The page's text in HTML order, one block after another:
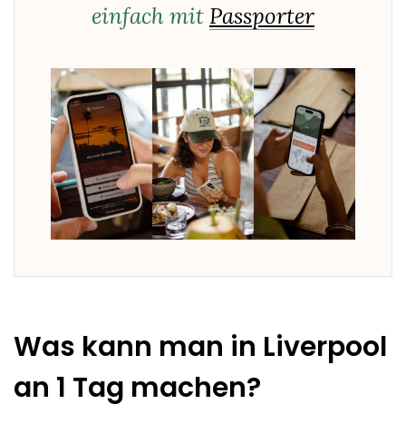
einfach mit Passporter
Was kann man in Liverpool
an 1 Tag machen?